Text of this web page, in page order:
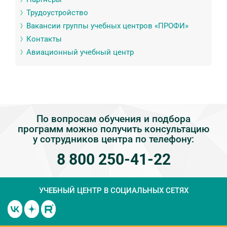
Трудоустройство
Вакансии группы учебных центров «ПРОФИ»
Контакты
Авиационный учебный центр
По вопросам обучения и подбора
программ можно получить консультацию
у сотрудников центра по телефону:
8 800 250-41-22
УЧЕБНЫЙ ЦЕНТР В СОЦИАЛЬНЫХ СЕТЯХ